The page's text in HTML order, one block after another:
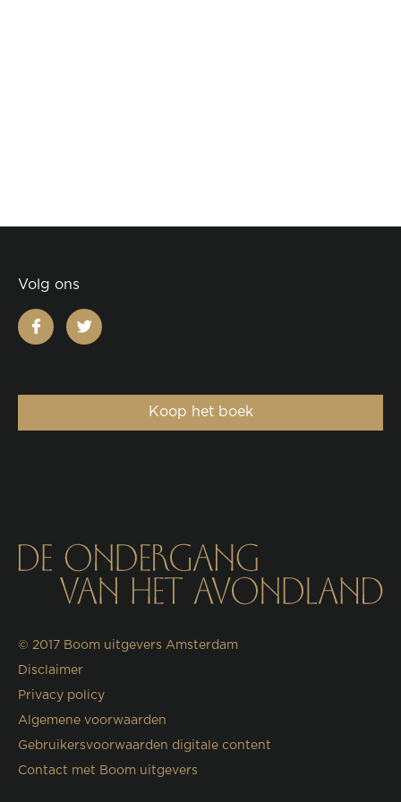
Volg ons
facebooktwitter
Koop het boek
© 2017 Boom uitgevers Amsterdam
Disclaimer
Privacy policy
Algemene voorwaarden
Gebruikersvoorwaarden digitale content
Contact met Boom uitgevers